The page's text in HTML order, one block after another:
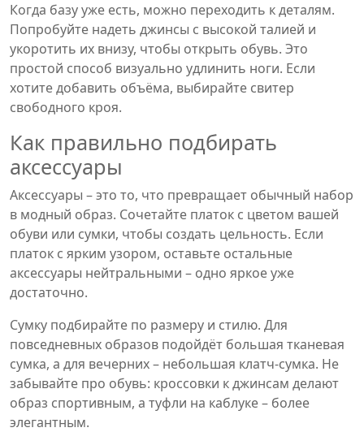
Когда базу уже есть, можно переходить к деталям.
Попробуйте надеть джинсы с высокой талией и
укоротить их внизу, чтобы открыть обувь. Это
простой способ визуально удлинить ноги. Если
хотите добавить объёма, выбирайте свитер
свободного кроя.
Как правильно подбирать
аксессуары
Аксессуары – это то, что превращает обычный набор
в модный образ. Сочетайте платок с цветом вашей
обуви или сумки, чтобы создать цельность. Если
платок с ярким узором, оставьте остальные
аксессуары нейтральными – одно яркое уже
достаточно.
Сумку подбирайте по размеру и стилю. Для
повседневных образов подойдёт большая тканевая
сумка, а для вечерних – небольшая клатч‑сумка. Не
забывайте про обувь: кроссовки к джинсам делают
образ спортивным, а туфли на каблуке – более
элегантным.